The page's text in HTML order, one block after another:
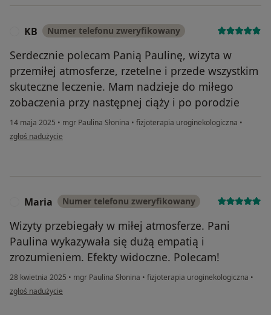
KB Numer telefonu zweryfikowany
Serdecznie polecam Panią Paulinę, wizyta w
przemiłej atmosferze, rzetelne i przede wszystkim
skuteczne leczenie. Mam nadzieje do miłego
zobaczenia przy następnej ciąży i po porodzie
14 maja 2025 • mgr Paulina Słonina • fizjoterapia uroginekologiczna •
w opinii użytkownika KB
zgłoś nadużycie
Maria Numer telefonu zweryfikowany
Wizyty przebiegały w miłej atmosferze. Pani
Paulina wykazywała się dużą empatią i
zrozumieniem. Efekty widoczne. Polecam!
28 kwietnia 2025 • mgr Paulina Słonina • fizjoterapia uroginekologiczna •
w opinii użytkownika Maria
zgłoś nadużycie